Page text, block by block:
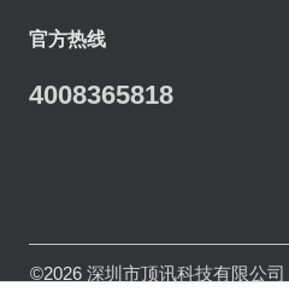
官方热线
4008365818
©2026 深圳市顶讯科技有限公司